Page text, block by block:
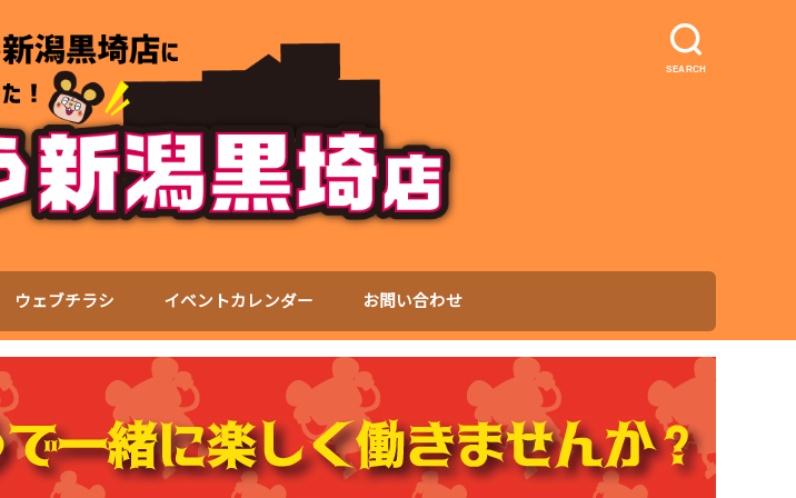
SEARCH
ウェブチラシ イベントカレンダー お問い合わせ